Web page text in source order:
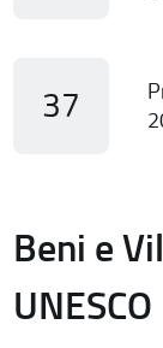
37
Beni e
UNESCO